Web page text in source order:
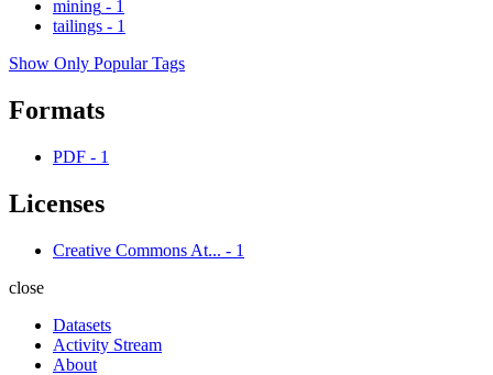
mining - 1
tailings - 1
Show Only Popular Tags
Formats
PDF - 1
Licenses
Creative Commons At... - 1
close
Datasets
Activity Stream
About